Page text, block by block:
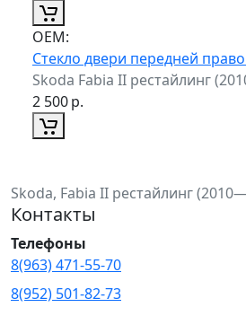
ОЕМ:
Стекло двери передней
Skoda Fabia II рестайлинг
2 500р.
Skoda, Fabia II рестайлинг
Контакты
Телефоны
8(963) 471-55-70
8(952) 501-82-73